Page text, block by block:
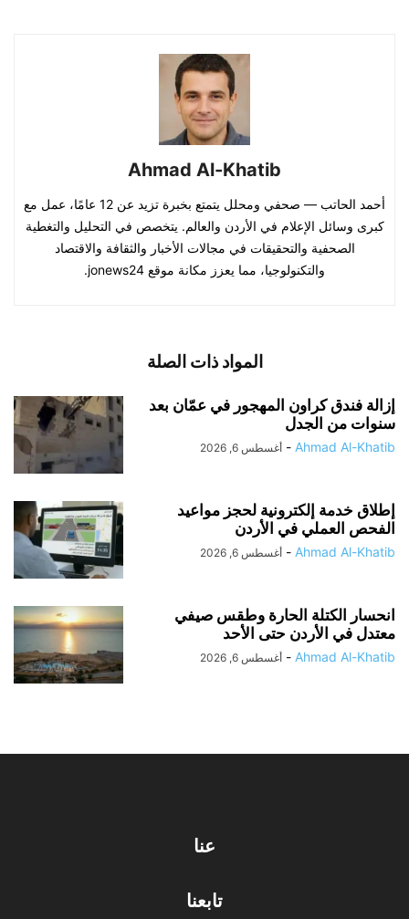
Ahmad Al-Khatib
أحمد الحاتب — صحفي ومحلل يتمتع بخبرة تزيد عن 12 عامًا، عمل مع
كبرى وسائل الإعلام في الأردن والعالم. يتخصص في التحليل والتغطية
الصحفية والتحقيقات في مجالات الأخبار والثقافة والاقتصاد
والتكنولوجيا، مما يعزز مكانة موقع jonews24.
المواد ذات الصلة
إزالة فندق كراون المهجور في عمّان بعد
سنوات من الجدل
Ahmad Al-Khatib
- أغسطس 6, 2026
إطلاق خدمة إلكترونية لحجز مواعيد
الفحص العملي في الأردن
Ahmad Al-Khatib
- أغسطس 6, 2026
انحسار الكتلة الحارة وطقس صيفي
معتدل في الأردن حتى الأحد
Ahmad Al-Khatib
- أغسطس 6, 2026
عنا
تابعنا